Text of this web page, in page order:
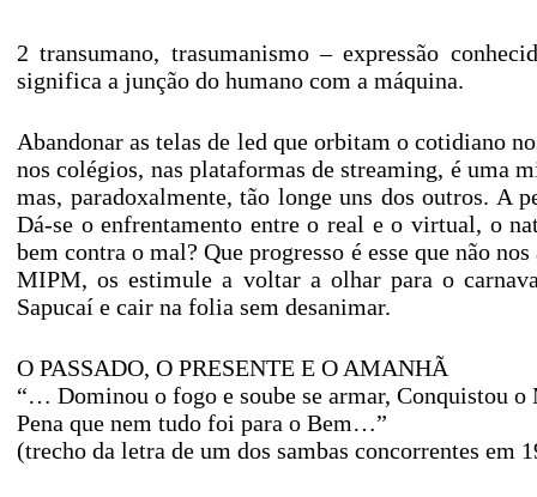
2 transumano, trasumanismo – expressão
significa a junção do humano com a máquina.
Abandonar as telas de led que orbitam o cotidiano
nos colégios, nas plataformas de streaming, é uma
mas, paradoxalmente, tão longe uns dos outros. A
Dá-se o enfrentamento entre o real e o virtual, o
bem contra o mal? Que progresso é esse que não
MIPM, os estimule a voltar a olhar para o
Sapucaí e cair na folia sem desanimar.
O PASSADO, O PRESENTE E O AMANHÃ
“… Dominou o fogo e soube se armar, Conquistou
Pena que nem tudo foi para o Bem…”
(trecho da letra de um dos sambas concorrentes em